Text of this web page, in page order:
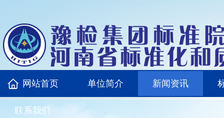
网站首页 单位简介 新闻资讯
联系我们